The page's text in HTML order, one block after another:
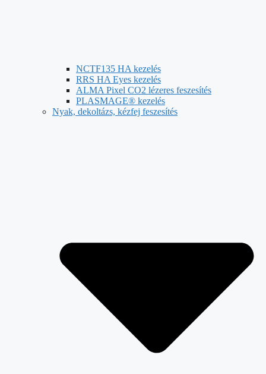
NCTF135 HA kezelés
RRS HA Eyes kezelés
ALMA Pixel CO2 lézeres feszesítés
PLASMAGE® kezelés
Nyak, dekoltázs, kézfej feszesítés